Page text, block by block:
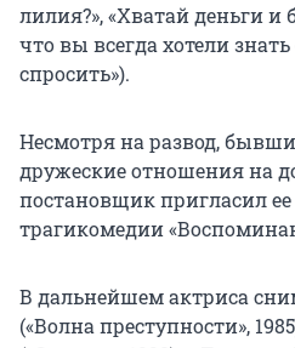
лилия?», «Хватай деньги и
что вы всегда хотели знать
спросить»).
Несмотря на развод,
дружеские отношения на
постановщик пригласил
трагикомедии
В дальнейшем актриса
(«Волна преступности»,